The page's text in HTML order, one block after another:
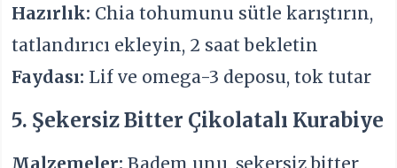
Hazırlık: Chia tohumunu sütle karıştırın,
tatlandırıcı ekleyin, 2 saat bekletin
Faydası: Lif ve omega-3 deposu, tok tutar
5. Şekersiz Bitter Çikolatalı Kurabiye